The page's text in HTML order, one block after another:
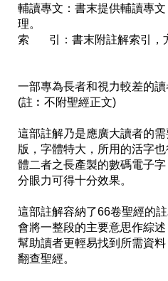
輔讀專文：書末提供輔讀專
理。
索       引：書末附註解索引，
一部專為長者和視力較差的讀
(註︰不附聖經正文)
這部註解乃是應廣大讀者的
版，字體特大，所用的活字
體二者之長產製的數碼電子
分眼力可得十分效果。
這部註解容納了66卷聖經的
會將一整段的主要意思作綜述
幫助讀者更輕易找到所需資
翻查聖經。